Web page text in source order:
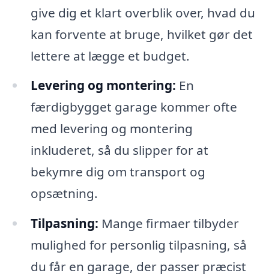
give dig et klart overblik over, hvad du
kan forvente at bruge, hvilket gør det
lettere at lægge et budget.
Levering og montering: En
færdigbygget garage kommer ofte
med levering og montering
inkluderet, så du slipper for at
bekymre dig om transport og
opsætning.
Tilpasning: Mange firmaer tilbyder
mulighed for personlig tilpasning, så
du får en garage, der passer præcist